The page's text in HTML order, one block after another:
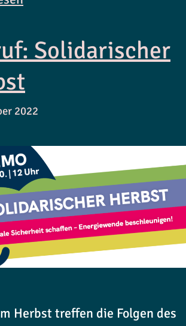
Solidarischer
2022
Herbst treffen die Folgen des